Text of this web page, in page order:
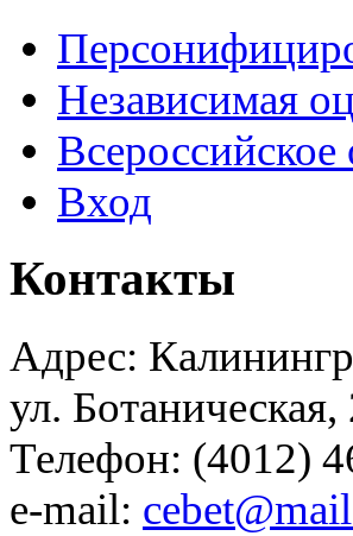
Независимая
Вход
Контакты
Адрес:
ул. Ботаническая,
Телефон: (4012)
e-mail: